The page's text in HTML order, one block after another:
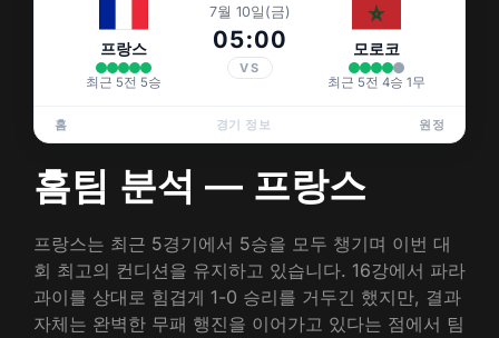
프랑스
최근 5전 5승
7월 10일(금)
05:00
VS
모로코
최근 5전 4승 1무
홈 경기 정보 원정
홈팀 분석 — 프랑스
프랑스는 최근 5경기에서 5승을 모두 챙기며 이번 대
회 최고의 컨디션을 유지하고 있습니다. 16강에서 파라
과이를 상대로 힘겹게 1-0 승리를 거두긴 했지만, 결과
자체는 완벽한 무패 행진을 이어가고 있다는 점에서 팀